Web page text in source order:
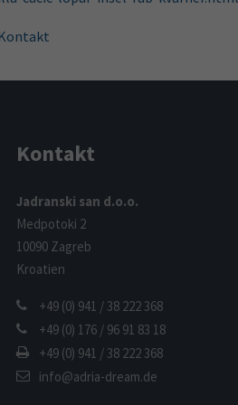
Kontakt
Jadranski san d.o.o.
Medpotoki 2
10090 Zagreb
Kroatien
+49 (0) 941 / 38 222 368
+49 (0) 176 / 96 91 83 18
+49 (0) 941 / 38 222 368
info@adria-dream.de